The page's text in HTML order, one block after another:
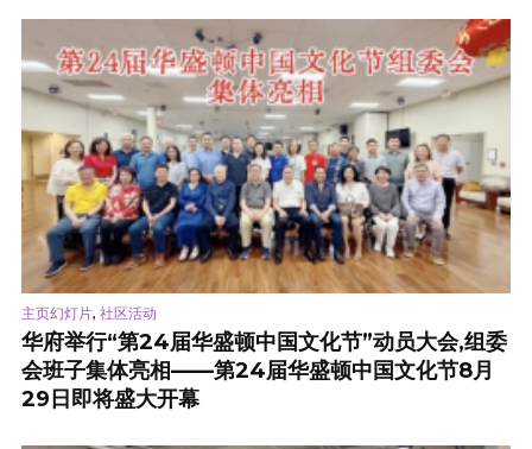
主页幻灯片, 社区活动
华府举行“第24届华盛顿中国文化节”动员大会,组委
会班子集体亮相——第24届华盛顿中国文化节8月
29日即将盛大开幕